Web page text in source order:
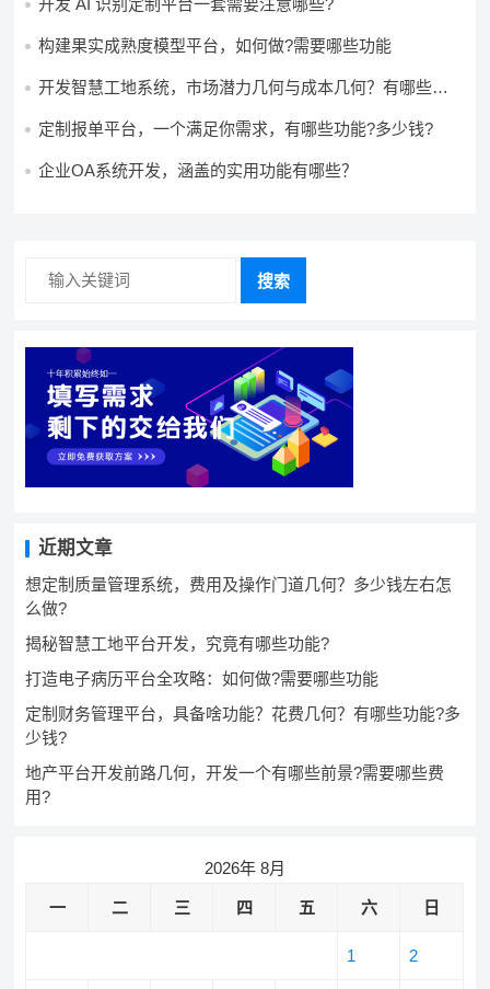
开发 AI 识别定制平台一套需要注意哪些?
构建果实成熟度模型平台，如何做?需要哪些功能
开发智慧工地系统，市场潜力几何与成本几何？有哪些前
定制报单平台，一个满足你需求，有哪些功能?多少钱?
企业OA系统开发，涵盖的实用功能有哪些？
搜索
近期文章
想定制质量管理系统，费用及操作门道几何？多少钱左右怎
么做?
揭秘智慧工地平台开发，究竟有哪些功能?
打造电子病历平台全攻略：如何做?需要哪些功能
定制财务管理平台，具备啥功能？花费几何？有哪些功能?多
少钱?
地产平台开发前路几何，开发一个有哪些前景?需要哪些费
用?
2026年 8月
一 二 三 四 五 六 日
1 2